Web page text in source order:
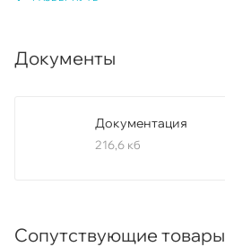
Документы
Документация
216,6 кб
Сопутствующие товары